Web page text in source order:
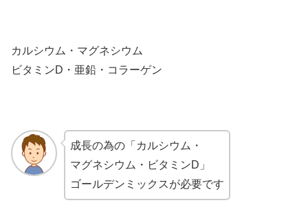
カルシウム・マグネシウム
ビタミンD・亜鉛・コラーゲン
成長の為の「カルシウム・
マグネシウム・ビタミンD」
ゴールデンミックスが必要です